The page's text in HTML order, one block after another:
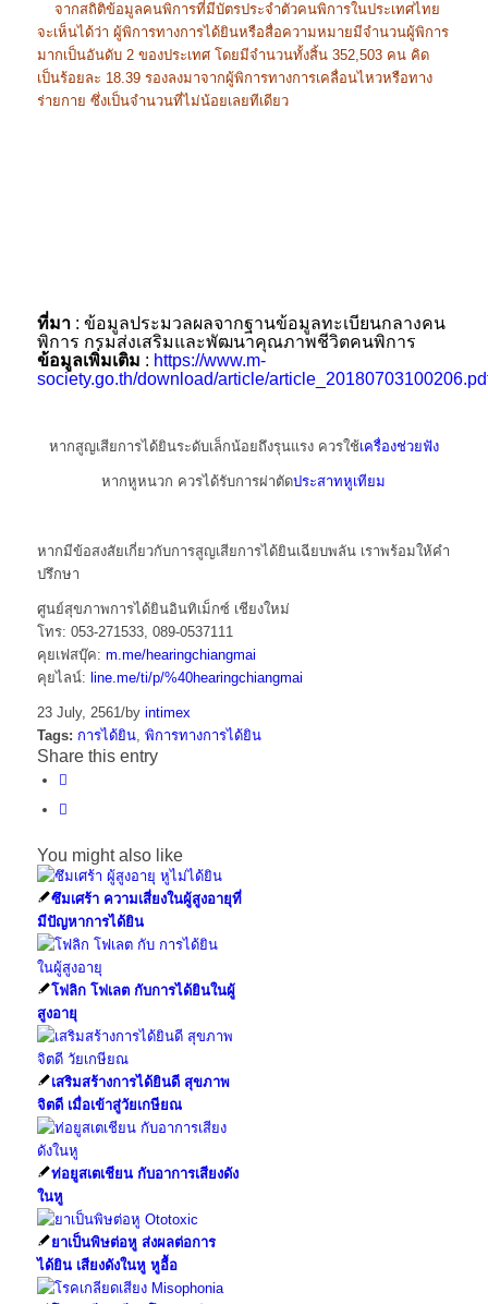
จากสถิติข้อมูลคนพิการที่มีบัตรประจำตัวคนพิการในประเทศไทย
จะเห็นได้ว่า ผู้พิการทางการได้ยินหรือสื่อความหมายมีจำนวนผู้พิการ
มากเป็นอันดับ 2 ของประเทศ โดยมีจำนวนทั้งสิ้น 352,503 คน คิด
เป็นร้อยละ 18.39 รองลงมาจากผู้พิการทางการเคลื่อนไหวหรือทาง
ร่ายกาย ซึ่งเป็นจำนวนที่ไม่น้อยเลยทีเดียว
ที่มา: ข้อมูลประมวลผลจากฐานข้อมูลทะเบียนกลางคน
พิการ กรมส่งเสริมและพัฒนาคุณภาพชีวิตคนพิการ
ข้อมูลเพิ่มเติม : https://www.m-
society.go.th/download/article/
หากสูญเสียการได้ยินระดับเล็กน้อยถึงรุนแรง ควรใช้เครื่องช่วยฟัง
หากหูหนวก ควรได้รับการผ่าตัดประสาทหูเทียม
หากมีข้อสงสัยเกี่ยวกับการสูญเสียการได้ยินเฉียบพลัน เราพร้อมให้คำ
ปรึกษา
ศูนย์สุขภาพการได้ยินอินทิเม็กซ์ เชียงใหม่
โทร: 053-271533, 089-0537111
คุยเฟสบุ๊ค: m.me/hearingchiangmai
คุยไลน์: line.me/ti/p/%40hearingchiangmai
23 July, 2561/by intimex
Tags: การได้ยิน, พิการทางการได้ยิน
Share this entry
You might also like
ซึมเศร้า ความเสี่ยงในผู้สูงอายุที่
มีปัญหาการได้ยิน
โฟลิก โฟเลต กับการได้ยินในผู้
สูงอายุ
เสริมสร้างการได้ยินดี สุขภาพ
จิตดี เมื่อเข้าสู่วัยเกษียณ
ท่อยูสเตเชียน กับอาการเสียงดัง
ในหู
ยาเป็นพิษต่อหู ส่งผลต่อการ
ได้ยิน เสียงดังในหู หูอื้อ